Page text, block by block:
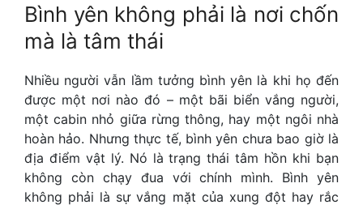
Bình yên không phải là nơi chốn
mà là tâm thái
Nhiều người vẫn lầm tưởng bình yên là khi họ đến
được một nơi nào đó – một bãi biển vắng người,
một cabin nhỏ giữa rừng thông, hay một ngôi nhà
hoàn hảo. Nhưng thực tế, bình yên chưa bao giờ là
địa điểm vật lý. Nó là trạng thái tâm hồn khi bạn
không còn chạy đua với chính mình. Bình yên
không phải là sự vắng mặt của xung đột hay rắc